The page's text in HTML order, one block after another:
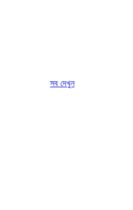
সবরিভিউ
দেখুন